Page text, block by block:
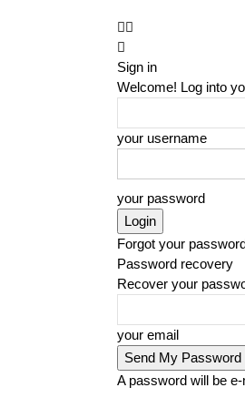
Sign in
Welcome! Log into
your username
your password
Forgot your
Password recovery
Recover your
your email
A password will be